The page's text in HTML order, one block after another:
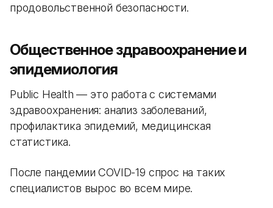
продовольственной безопасности.
Общественное здравоохранение и
эпидемиология
Public Health — это работа с системами
здравоохранения: анализ заболеваний,
профилактика эпидемий, медицинская
статистика.
После пандемии COVID-19 спрос на таких
специалистов вырос во всем мире.